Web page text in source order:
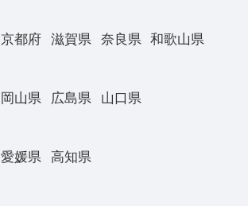
京都府 滋賀県 奈良県 和歌山県
岡山県 広島県 山口県
愛媛県 高知県